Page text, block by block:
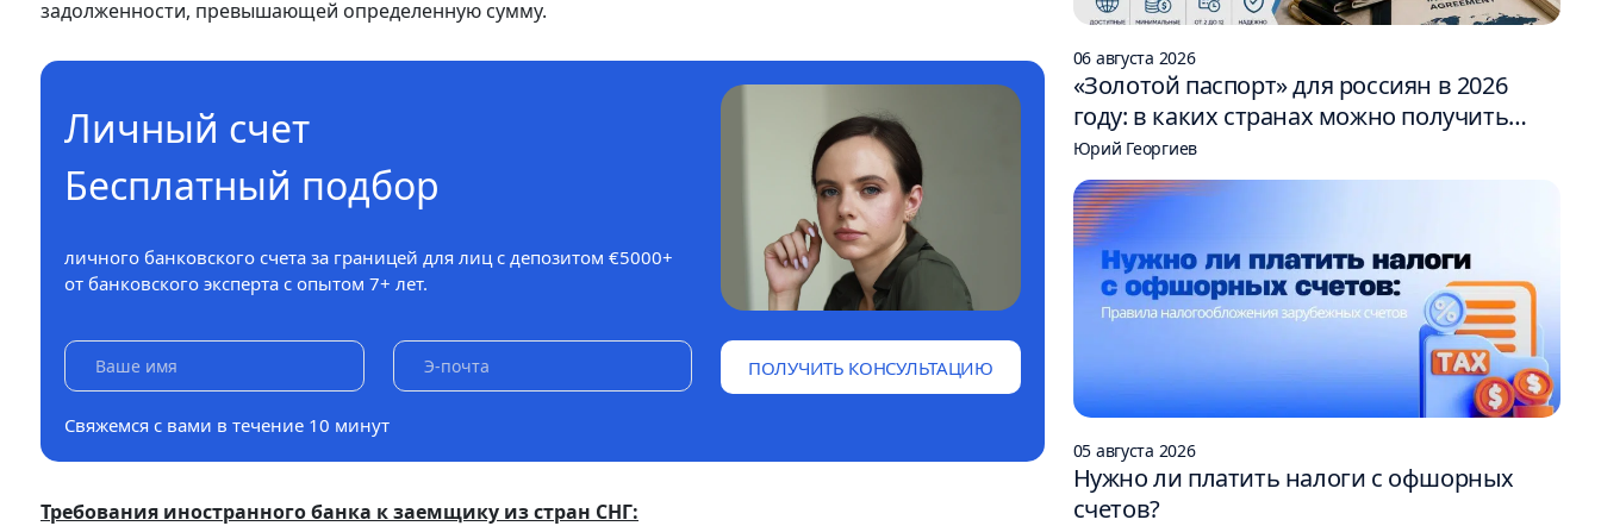
задолженности, превышающей определенную сумму.
Личный счет
Бесплатный подбор
личного банковского счета за границей для лиц с депозитом €5000+
от банковского эксперта с опытом 7+ лет.
ПОЛУЧИТЬ КОНСУЛЬТАЦИЮ
Свяжемся с вами в течение 10 минут
Требования иностранного банка к заемщику из стран СНГ:
06 августа 2026
«Золотой паспорт» для россиян в 2026
году: в каких странах можно получить
гражданство за инвестиции
Юрий Георгиев
05 августа 2026
Нужно ли платить налоги с офшорных
счетов?